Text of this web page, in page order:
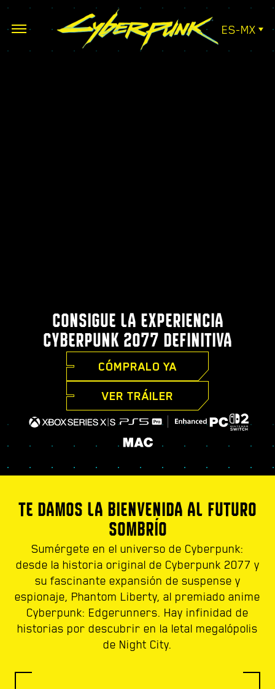
ES-MX
CONSIGUE LA EXPERIENCIA
CYBERPUNK 2077 DEFINITIVA
CÓMPRALO YA
VER TRÁILER
TE DAMOS LA BIENVENIDA AL FUTURO
SOMBRÍO
Sumérgete en el universo de Cyberpunk:
desde la historia original de Cyberpunk 2077 y
su fascinante expansión de suspense y
espionaje, Phantom Liberty, al premiado anime
Cyberpunk: Edgerunners. Hay infinidad de
historias por descubrir en la letal megalópolis
de Night City.